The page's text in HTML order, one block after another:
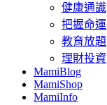
健康通識
把握命運
教育放題
理財投資
MamiBlog
MamiShop
MamiInfo